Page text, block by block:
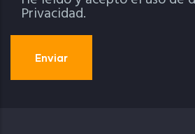
Privacidad.